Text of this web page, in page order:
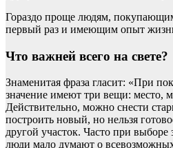
Гораздо проще людям,
первый раз и имеющим опыт
Что важней всего на свете?
Знаменитая фраза гласит: «При
значение имеют три вещи: место,
Действительно, можно снести
построить новый, но нельзя
другой участок. Часто при
люди мало думают о